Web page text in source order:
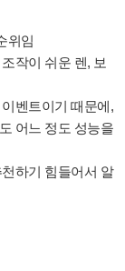
위임
작이 쉬운 렌, 보
벤트이기 때문에,
어느 정도 성능을
하기 힘들어서 알